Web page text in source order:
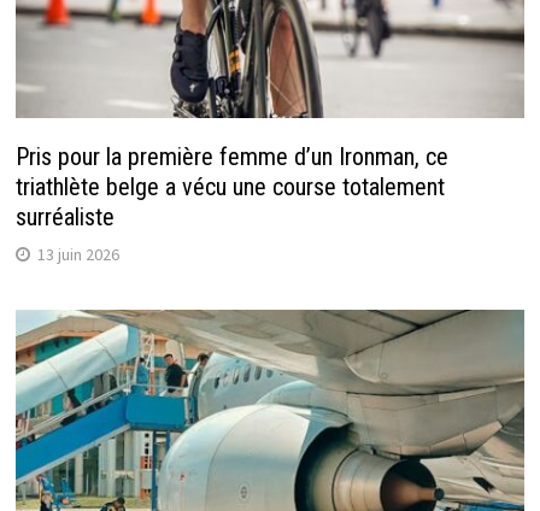
Pris pour la première femme d’un Ironman, ce
triathlète belge a vécu une course totalement
surréaliste
13 juin 2026